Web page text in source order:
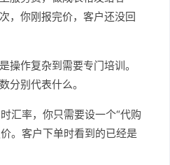
，你刚报完价，客户还没回
操作复杂到需要专门培训。
分别代表什么。
汇率，你只需要设一个“代购
。客户下单时看到的已经是